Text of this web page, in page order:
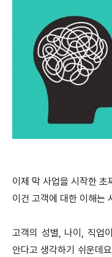
이제 막 사업을 시작한
이건 고객에 대한 이해는
고객의 성별, 나이, 직업
안다고 생각하기 쉬운데